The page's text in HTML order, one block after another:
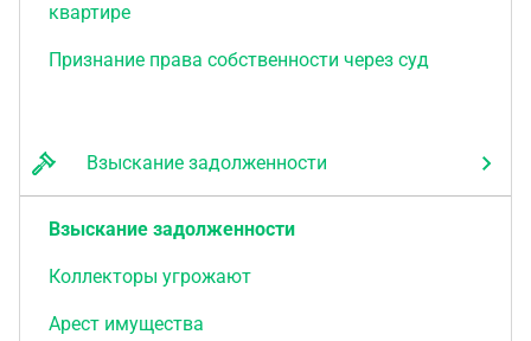
квартире
Признание права собственности через суд
Взыскание задолженности
Взыскание задолженности
Коллекторы угрожают
Арест имущества